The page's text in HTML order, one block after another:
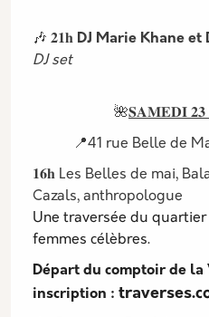
🎶 𝟐𝟏𝐡 DJ Marie Khane
DJ set
🌺𝐒𝐀𝐌𝐄𝐃𝐈
📍41 rue Belle de
𝟏𝟔𝐡 Les Belles de mai,
Cazals, anthropologue
Une traversée du
femmes célèbres.
Départ du comptoir de
inscription :